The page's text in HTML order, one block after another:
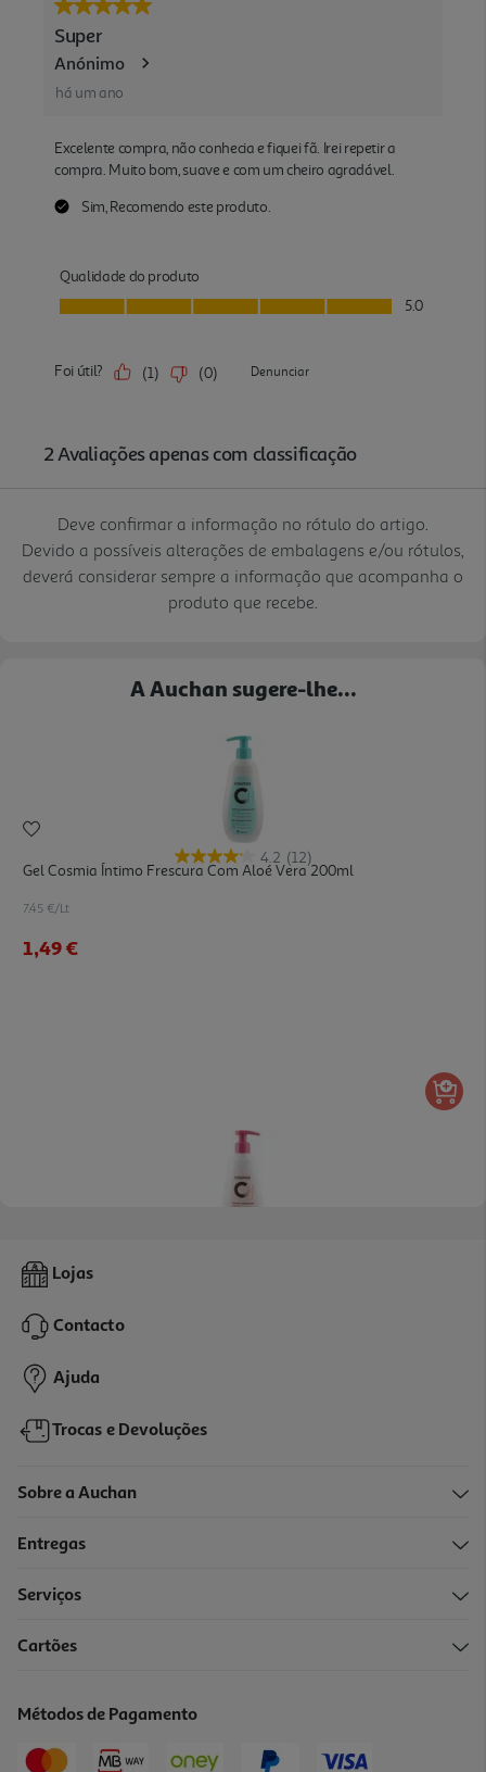
Deve confirmar a informação no rótulo do artigo.
Devido a possíveis alterações de embalagens e/ou rótulos,
deverá considerar sempre a informação que acompanha o
produto que recebe.
A Auchan sugere-lhe...
4.2 (12)
Gel Cosmia Íntimo Frescura Com Aloé Vera 200ml
7.45 €/Lt
1,49 €
Gel Cosmia Íntimo Calmante Água Hamamelis 200ml
1,49 €
Lojas
Contacto
Ajuda
Trocas e Devoluções
Sobre a Auchan
Entregas
Serviços
Cartões
Métodos de Pagamento